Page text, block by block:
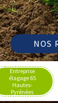
NOS
Entreprise
élagage 65
Hautes-
Pyrénées